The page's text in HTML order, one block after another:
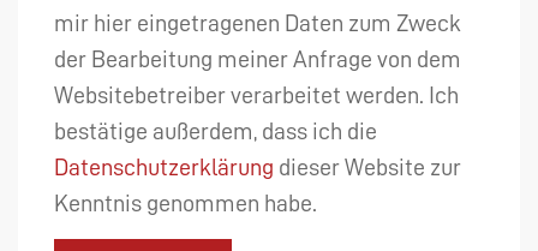
mir hier eingetragenen Daten zum Zweck
der Bearbeitung meiner Anfrage von dem
Websitebetreiber verarbeitet werden. Ich
bestätige außerdem, dass ich die
Datenschutzerklärung dieser Website zur
Kenntnis genommen habe.